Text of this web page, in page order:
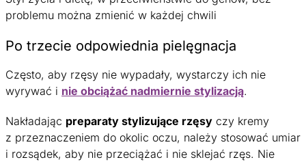
problemu można zmienić w każdej chwili
Po trzecie odpowiednia pielęgnacja
Często, aby rzęsy nie wypadały, wystarczy ich nie
wyrywać i nie obciążać nadmiernie stylizacją.
Nakładając preparaty stylizujące rzęsy czy kremy
z przeznaczeniem do okolic oczu, należy stosować umiar
i rozsądek, aby nie przeciążać i nie sklejać rzęs. Nie